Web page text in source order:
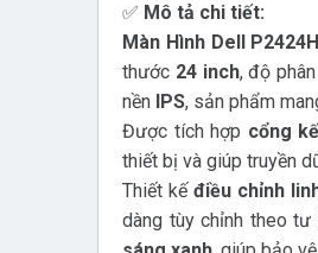
✅ Mô tả chi tiết:
Màn Hình Dell
thước 24 inch, độ
nền IPS, sản phẩm
Được tích hợp cổng
thiết bị và giúp truyền
Thiết kế điều chỉnh
dàng tùy chỉnh theo